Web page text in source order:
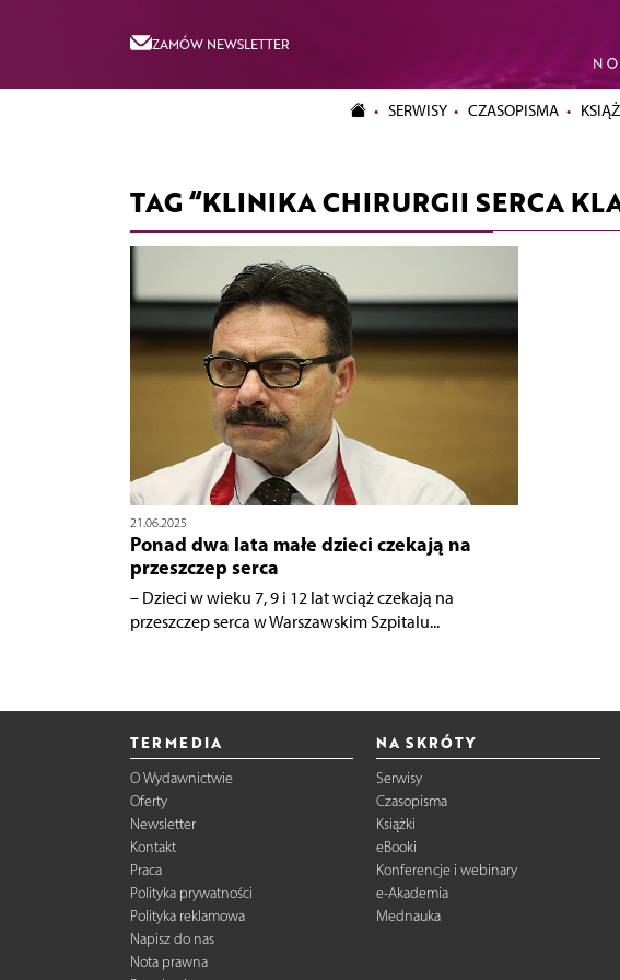
ZAMÓW NEWSLETTER
SERWISY CZASOPISMA
TAG “KLINIKA CHIRURGII SERCA
21.06.2025
Ponad dwa lata małe dzieci czekają na
przeszczep serca
– Dzieci w wieku 7, 9 i 12 lat wciąż czekają na
przeszczep serca w Warszawskim Szpitalu...
TERMEDIA
O Wydawnictwie
Oferty
Newsletter
Kontakt
Praca
Polityka prywatności
Polityka reklamowa
Napisz do nas
Nota prawna
NA SKRÓTY
Serwisy
Czasopisma
Książki
eBooki
Konferencje i webinary
e-Akademia
Mednauka